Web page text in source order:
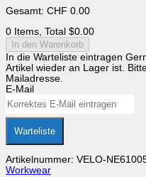
Gesamt: CHF 0.00
0 Items, Total $0.00
In den Warenkorb
In die Warteliste eintragen
Artikel wieder an Lager ist.
Mailadresse.
E-Mail
Warteliste
Artikelnummer: VELO-
Workwear